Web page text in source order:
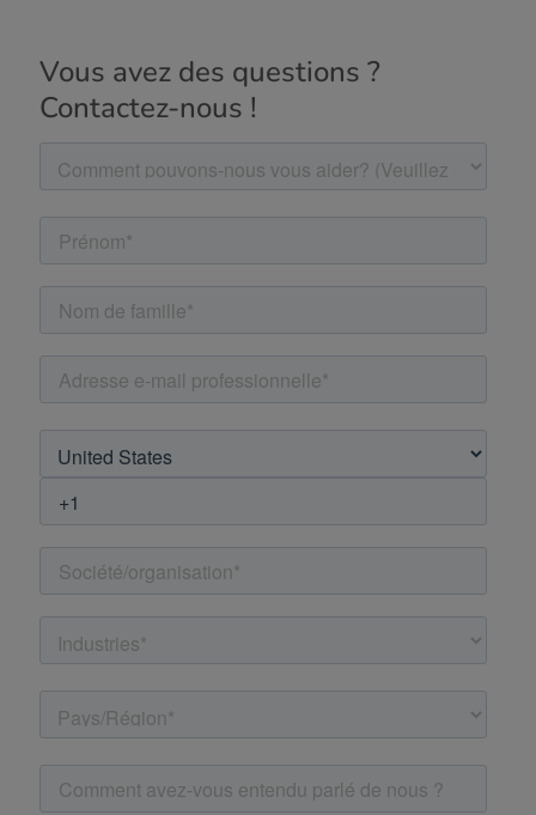
Vous avez des questions ?
Contactez-nous !